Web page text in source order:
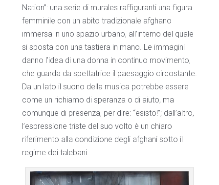
Nation”: una serie di murales raffiguranti una figura
femminile con un abito tradizionale afghano
immersa in uno spazio urbano, all’interno del quale
si sposta con una tastiera in mano. Le immagini
danno l’idea di una donna in continuo movimento,
che guarda da spettatrice il paesaggio circostante.
Da un lato il suono della musica potrebbe essere
come un richiamo di speranza o di aiuto, ma
comunque di presenza, per dire: “esisto!”; dall’altro,
l’espressione triste del suo volto è un chiaro
riferimento alla condizione degli afghani sotto il
regime dei talebani.